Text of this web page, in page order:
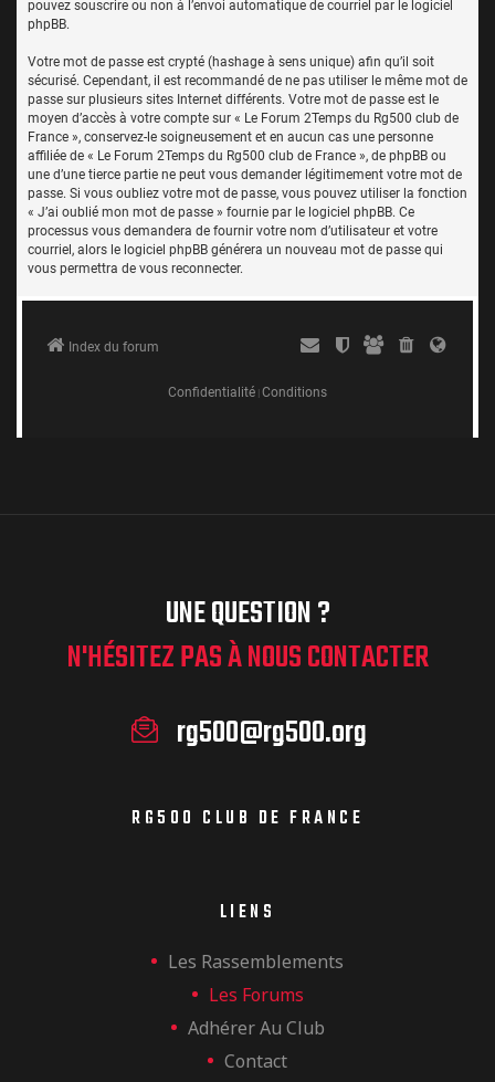
UNE QUESTION ?
N'HÉSITEZ PAS À NOUS CONTACTER
rg500@rg500.org
RG500 CLUB DE FRANCE
LIENS
Les Rassemblements
Les Forums
Adhérer Au Club
Contact